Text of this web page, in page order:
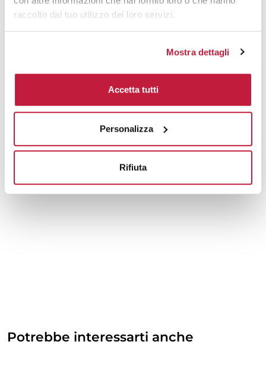
raccolto dal tuo utilizzo dei loro servizi.
Mostra dettagli
Accetta tutti
Personalizza
Rifiuta
Potrebbe interessarti anche